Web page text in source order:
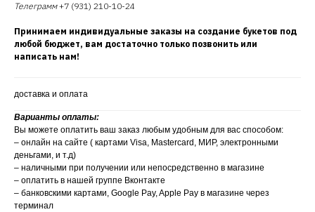
Телеграмм+7 (931) 210-10-24
Принимаем индивидуальные заказы на создание букетов под
любой бюджет, вам достаточно только позвонить или
написать нам!
доставка и оплата
Варианты оплаты:
Вы можете оплатить ваш заказ любым удобным для вас способом:
– онлайн на сайте ( картами Visa, Mastercard, МИР, электронными
деньгами, и т.д)
– наличными при получении или непосредственно в магазине
– оплатить в нашей группе Вконтакте
– банковскими картами, Google Pay, Apple Pay в магазине через
терминал